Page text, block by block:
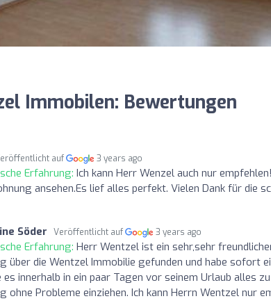
Immobilen: Bewertungen
auf 3 years ago
Erfahrung: Ich kann Herr Wenzel auch nur
ansehen.Es lief alles perfekt. Vielen Dank für die
Söder Veröffentlicht auf 3 years ago
Erfahrung: Herr Wentzel ist ein sehr,sehr
über die Wentzel Immobilie gefunden und habe sofort
innerhalb in ein paar Tagen vor seinem Urlaub alles
ohne Probleme einziehen. Ich kann Herrn Wentzel nur